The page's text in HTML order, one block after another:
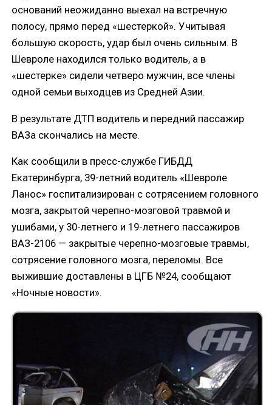
оснований неожиданно выехал на встречную
полосу, прямо перед «шестеркой». Учитывая
большую скорость, удар был очень сильным. В
Шевроле находился только водитель, а в
«шестерке» сидели четверо мужчин, все члены
одной семьи выходцев из Средней Азии.
В результате ДТП водитель и передний пассажир
ВАЗа скончались на месте.
Как сообщили в пресс-службе ГИБДД
Екатеринбурга, 39-летний водитель «Шевроле
Ланос» госпитализирован с сотрясением головного
мозга, закрытой черепно-мозговой травмой и
ушибами, у 30-летнего и 19-летнего пассажиров
ВАЗ-2106 — закрытые черепно-мозговые травмы,
сотрясение головного мозга, переломы. Все
выжившие доставлены в ЦГБ №24, сообщают
«Ночные новости».